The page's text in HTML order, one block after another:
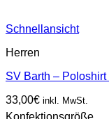
Schnellansicht
Herren
SV Barth –
33,00€ inkl. MwSt.
Konfektionsgröße